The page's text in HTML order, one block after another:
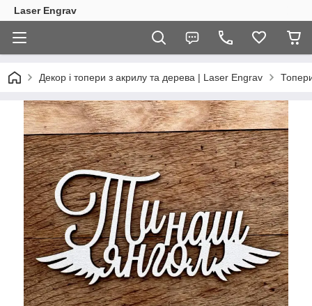
Laser Engrav
Декор і топери з акрилу та дерева | Laser Engrav